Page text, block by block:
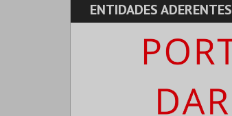
ENTIDADES ADERENTES